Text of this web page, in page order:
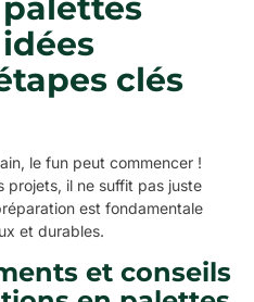
clés
le fun peut commencer !
projets, il ne suffit pas juste
est fondamentale
et durables.
et conseils